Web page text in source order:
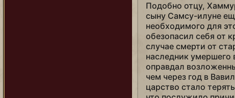
Подобно отцу,
сыну Самсу-илуне
необходимого для
обезопасил себя от
случае смерти от
наследник умершего
оправдал
чем через год в
царство стало